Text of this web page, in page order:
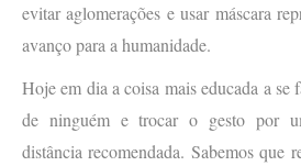
evitar aglomerações e usar máscara
avanço para a humanidade.
Hoje em dia a coisa mais educada a se
de ninguém e trocar o gesto por
distância recomendada. Sabemos que